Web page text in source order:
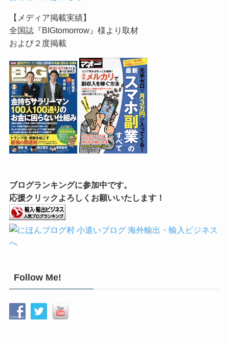
【メディア掲載実績】
全国誌『BIGtomorrow』様より取材
および２度掲載
ブログランキングに参加中です。
応援クリックよろしくお願いいたします！
Follow Me!